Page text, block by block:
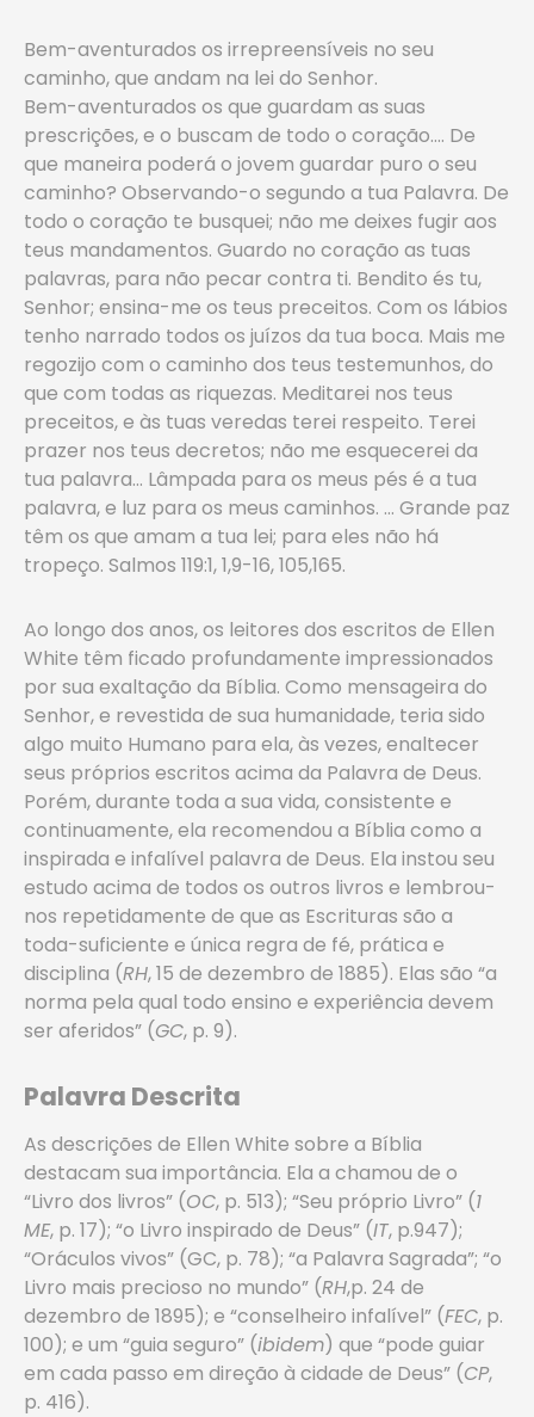
Bem-aventurados os irrepreensíveis no seu
caminho, que andam na lei do Senhor.
Bem-aventurados os que guardam as suas
prescrições, e o buscam de todo o coração…. De
que maneira poderá o jovem guardar puro o seu
caminho? Observando-o segundo a tua Palavra. De
todo o coração te busquei; não me deixes fugir aos
teus mandamentos. Guardo no coração as tuas
palavras, para não pecar contra ti. Bendito és tu,
Senhor; ensina-me os teus preceitos. Com os lábios
tenho narrado todos os juízos da tua boca. Mais me
regozijo com o caminho dos teus testemunhos, do
que com todas as riquezas. Meditarei nos teus
preceitos, e às tuas veredas terei respeito. Terei
prazer nos teus decretos; não me esquecerei da
tua palavra… Lâmpada para os meus pés é a tua
palavra, e luz para os meus caminhos. … Grande paz
têm os que amam a tua lei; para eles não há
tropeço. Salmos 119:1, 1,9-16, 105,165.
Ao longo dos anos, os leitores dos escritos de Ellen
White têm ficado profundamente impressionados
por sua exaltação da Bíblia. Como mensageira do
Senhor, e revestida de sua humanidade, teria sido
algo muito Humano para ela, às vezes, enaltecer
seus próprios escritos acima da Palavra de Deus.
Porém, durante toda a sua vida, consistente e
continuamente, ela recomendou a Bíblia como a
inspirada e infalível palavra de Deus. Ela instou seu
estudo acima de todos os outros livros e lembrou-
nos repetidamente de que as Escrituras são a
toda-suficiente e única regra de fé, prática e
disciplina (RH, 15 de dezembro de 1885). Elas são “a
norma pela qual todo ensino e experiência devem
ser aferidos” (GC, p. 9).
Palavra Descrita
As descrições de Ellen White sobre a Bíblia
destacam sua importância. Ela a chamou de o
“Livro dos livros” (OC, p. 513); “Seu próprio Livro” (1
ME, p. 17); “o Livro inspirado de Deus” (IT, p.947);
“Oráculos vivos” (GC, p. 78); “a Palavra Sagrada”; “o
Livro mais precioso no mundo” (RH,p. 24 de
dezembro de 1895); e “conselheiro infalível” (FEC, p.
100); e um “guia seguro” (ibidem) que “pode guiar
em cada passo em direção à cidade de Deus” (CP,
p. 416).